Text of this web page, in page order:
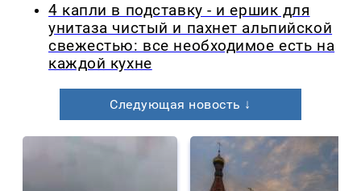
4 капли в подставку - и ершик для
унитаза чистый и пахнет альпийской
свежестью: все необходимое есть на
каждой кухне
Следующая новость ↓